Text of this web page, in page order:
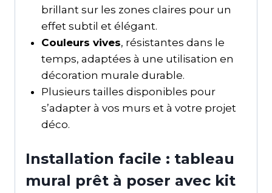
brillant sur les zones claires pour un
effet subtil et élégant.
Couleurs vives, résistantes dans le
temps, adaptées à une utilisation en
décoration murale durable.
Plusieurs tailles disponibles pour
s’adapter à vos murs et à votre projet
déco.
Installation facile : tableau
mural prêt à poser avec kit